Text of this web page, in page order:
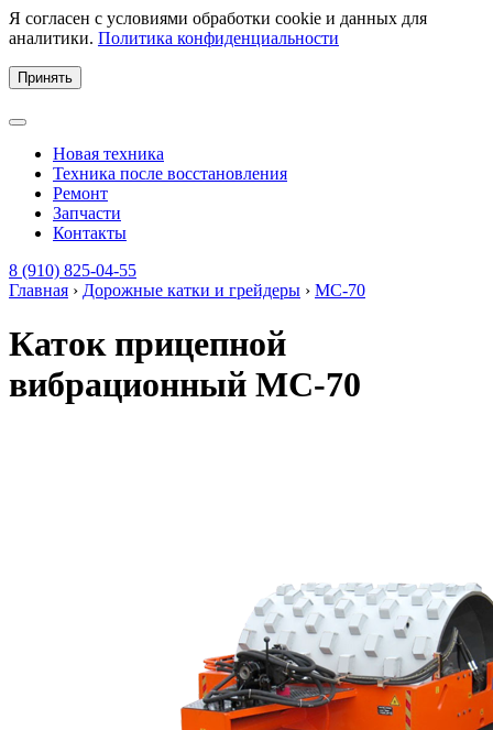
Я согласен с условиями обработки cookie и данных для
аналитики. Политика конфиденциальности
Принять
Новая техника
Техника после восстановления
Ремонт
Запчасти
Контакты
8 (910) 825-04-55
Главная › Дорожные катки и грейдеры › МС-70
Каток прицепной
вибрационный МС-70